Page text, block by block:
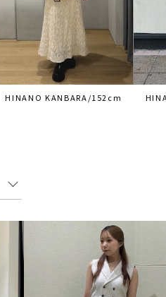
HINANO KANBARA/152cm